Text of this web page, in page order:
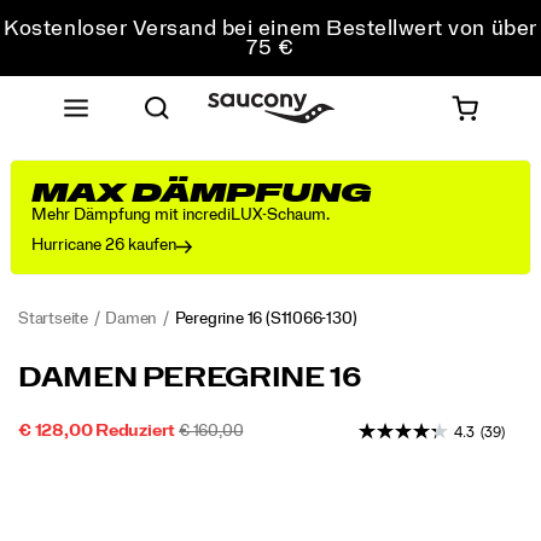
Kostenloser Versand bei einem Bestellwert von über
75 €
Kostenfreie Retouren bei allen Bestellungen
Sichere dir 10 % Rabatt auf deine erste Bestellung
MAX DÄMPFUNG
Mehr Dämpfung mit incrediLUX-Schaum.
Hurricane 26 kaufen
Startseite Damen Peregrine 16 (S11066-130)
Unser
für
https://www.saucony.com/AT/de_AT/peregrine-
DAMEN PEREGRINE 16
REDUZIERTER
€ 128,00 Reduziert ORIGINALPREIS:
€ 160,00INSTOCK 4.3 (39)